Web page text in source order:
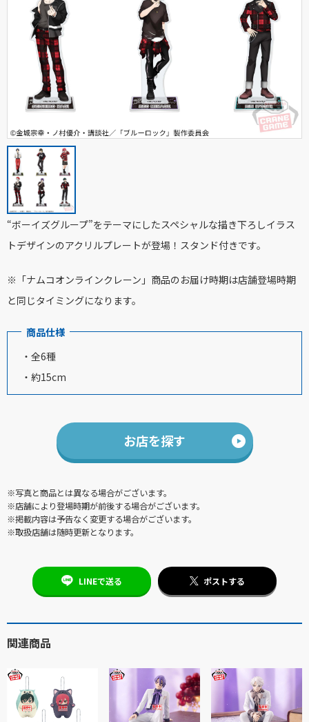
“ボーイズグループ”をテーマにしたスペシャルな描き下ろしイラス
トデザインのアクリルプレートが登場！スタンド付きです。
※「ナムコオンラインクレーン」商品のお届け時期は店舗登場時期
と同じタイミングになります。
商品仕様
・全6種
・約15cm
お店を探す
※写真と商品とは異なる場合がございます。
※店舗により登場時期が前後する場合がございます。
※掲載内容は予告なく変更する場合がございます。
※取扱店舗は随時更新となります。
LINEで送る ポストする
関連商品